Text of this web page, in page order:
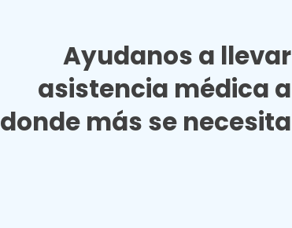
Ayudanos a llevar
asistencia médica a
donde más se necesita